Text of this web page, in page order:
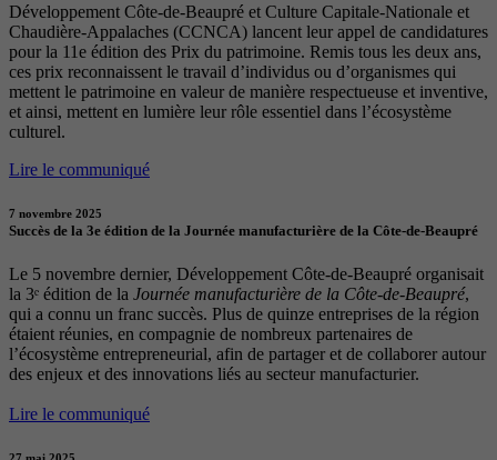
Développement Côte-de-Beaupré et Culture Capitale-Nationale et
Chaudière-Appalaches (CCNCA) lancent leur appel de candidatures
pour la 11e édition des Prix du patrimoine. Remis tous les deux ans,
ces prix reconnaissent le travail d’individus ou d’organismes qui
mettent le patrimoine en valeur de manière respectueuse et inventive,
et ainsi, mettent en lumière leur rôle essentiel dans l’écosystème
culturel.
Lire le communiqué
7 novembre 2025
Succès de la 3e édition de la Journée manufacturière de la Côte-de-Beaupré
Le 5 novembre dernier, Développement Côte-de-Beaupré organisait
la 3ᵉ édition de la Journée manufacturière de la Côte-de-Beaupré,
qui a connu un franc succès. Plus de quinze entreprises de la région
étaient réunies, en compagnie de nombreux partenaires de
l’écosystème entrepreneurial, afin de partager et de collaborer autour
des enjeux et des innovations liés au secteur manufacturier.
Lire le communiqué